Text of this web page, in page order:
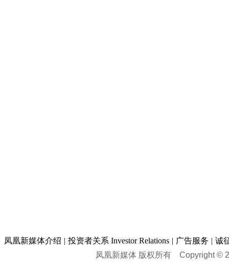
凤凰新媒体介绍 | 投资者关系 Investor Relations | 广告服务 | 诚
凤凰新媒体 版权所有 Copyright ©